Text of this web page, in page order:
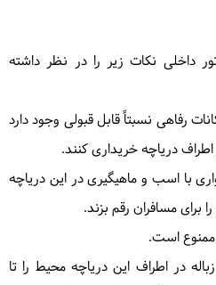
داخلی نکات زیر را در نظر داشته
رفاهی نسبتاً قابل قبولی وجود دارد
اطراف دریاچه خریداری کنند.
با اسب و ماهیگیری در این دریاچه
برای مسافران رقم بزند.
است.
در اطراف این دریاچه محیط را تا